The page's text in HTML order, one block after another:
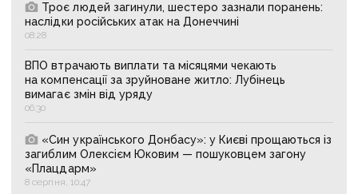
Троє людей загинули, шестеро зазнали поранень:
наслідки російських атак на Донеччині
08:28
ВПО втрачають виплати та місяцями чекають
на компенсації за зруйноване житло: Лубінець
вимагає змін від уряду
06:30
«Син українського Донбасу»: у Києві прощаються із
загиблим Олексієм Юковим — пошуковцем загону
«Плацдарм»
8 серпня, 10:47